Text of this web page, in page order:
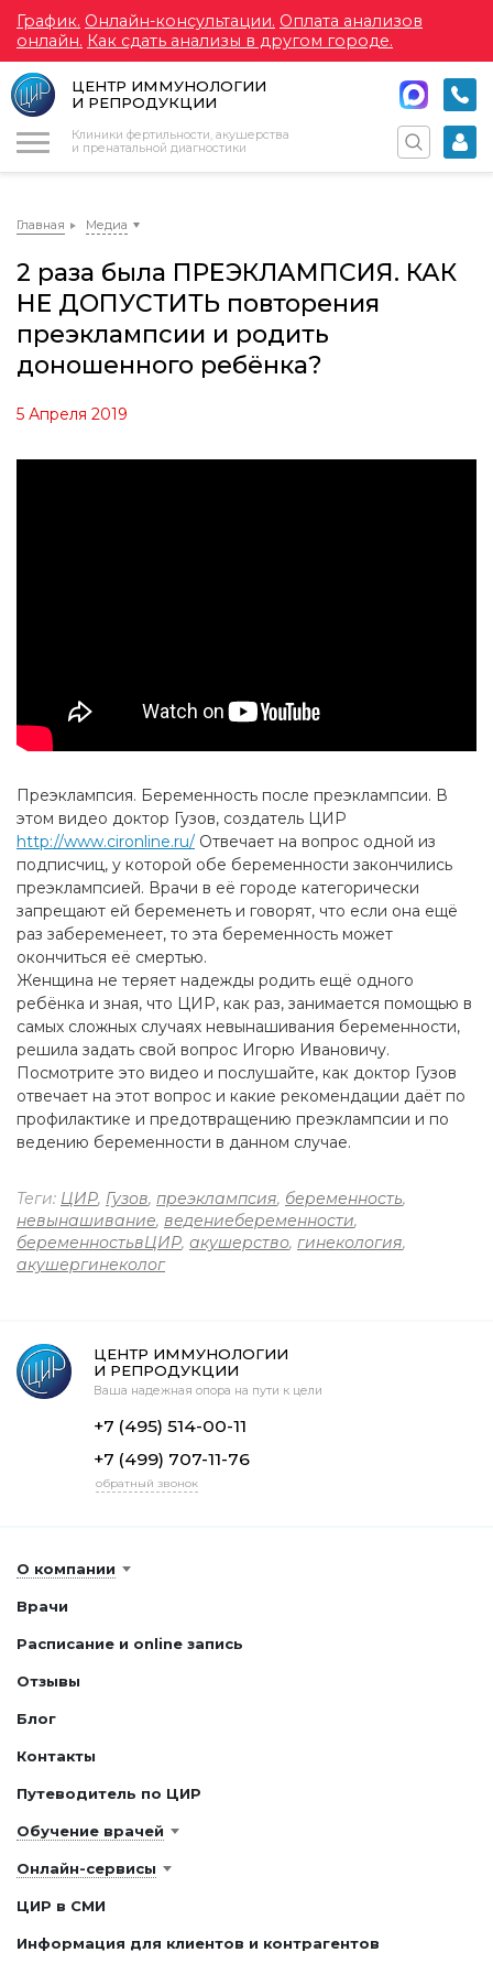
График. Онлайн-консультации. Оплата анализов
онлайн. Как сдать анализы в другом городе.
ЦЕНТР ИММУНОЛОГИИ
И РЕПРОДУКЦИИ
Клиники фертильности, акушерства
и пренатальной диагностики
Главная Медиа
2 раза была ПРЕЭКЛАМПСИЯ. КАК
НЕ ДОПУСТИТЬ повторения
преэклампсии и родить
доношенного ребёнка?
5 Апреля 2019
Преэклампсия. Беременность после преэклампсии. В
этом видео доктор Гузов, создатель ЦИР
http://www.cironline.ru/ Отвечает на вопрос одной из
подписчиц, у которой обе беременности закончились
преэклампсией. Врачи в её городе категорически
запрещают ей беременеть и говорят, что если она ещё
раз забеременеет, то эта беременность может
окончиться её смертью.
Женщина не теряет надежды родить ещё одного
ребёнка и зная, что ЦИР, как раз, занимается помощью в
самых сложных случаях невынашивания беременности,
решила задать свой вопрос Игорю Ивановичу.
Посмотрите это видео и послушайте, как доктор Гузов
отвечает на этот вопрос и какие рекомендации даёт по
профилактике и предотвращению преэклампсии и по
ведению беременности в данном случае.
Теги: ЦИР, Гузов, преэклампсия, беременность,
невынашивание, ведениебеременности,
беременностьвЦИР, акушерство, гинекология,
акушергинеколог
ЦЕНТР ИММУНОЛОГИИ
И РЕПРОДУКЦИИ
Ваша надежная опора на пути к цели
+7 (495) 514-00-11
+7 (499) 707-11-76
обратный звонок
О компании
Врачи
Расписание и online запись
Отзывы
Блог
Контакты
Путеводитель по ЦИР
Обучение врачей
Онлайн-сервисы
ЦИР в СМИ
Информация для клиентов и контрагентов